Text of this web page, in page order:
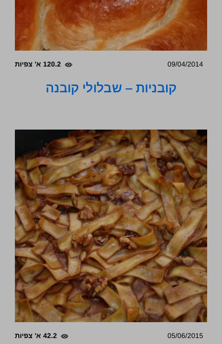
09/04/2014 120.2 א' צפיות
קובניות – שבלולי קובנה
05/06/2015 42.2 א' צפיות